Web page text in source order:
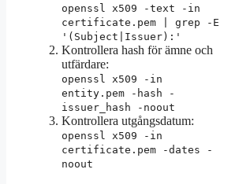
openssl x509 -text -in
certificate.pem | grep -E
'(Subject|Issuer):'
Kontrollera hash för ämne och
utfärdare:
openssl x509 -in
entity.pem -hash -
issuer_hash -noout
Kontrollera utgångsdatum:
openssl x509 -in
certificate.pem -dates -
noout